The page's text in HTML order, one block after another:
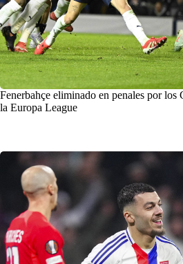
Fenerbahçe eliminado en penales por los
la Europa League